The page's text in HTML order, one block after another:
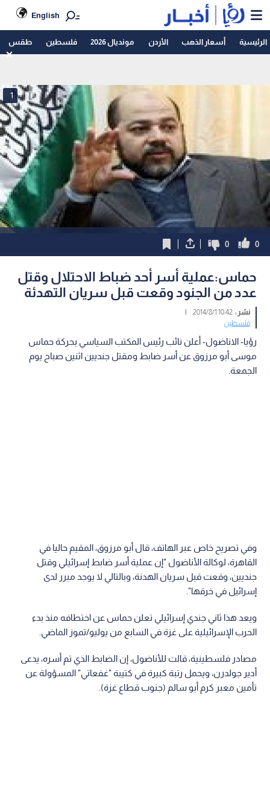
English
الرئيسية أسعار الذهب الأردن مونديال 2026 فلسطين طقس
1
0
0
حماس:عملية أسر أحد ضباط الاحتلال وقتل
عدد من الجنود وقعت قبل سريان التهدئة
نشر :10:42 2014/8/1
|
فلسطين
رؤيا- الاناضول- أعلن نائب رئيس المكتب السياسي بحركة حماس
موسى أبو مرزوق عن أسر ضابط ومقتل جنديين اثنين صباح يوم
الجمعة.
وفي تصريح خاص عبر الهاتف، قال أبو مرزوق، المقيم حاليا في
القاهرة، لوكالة الأناضول "إن عملية أسر ضابط إسرائيلي وقتل
جنديين، وقعت قبل سريان الهدنة، وبالتالي لا يوجد مبرر لدى
إسرائيل في خرقها".
ويعد هذا ثاني جندي إسرائيلي تعلن حماس عن اختطافه منذ بدء
الحرب الإسرائيلية على غزة في السابع من يوليو/تموز الماضي.
مصادر فلسطينية، قالت للأناضول، إن الضابط الذي تم أسره، يدعى
أدير جولدرن، ويحمل رتبة كبيرة في كتيبة "غفعاتي" المسؤولة عن
تأمين معبر كرم أبو سالم (جنوب قطاع غزة).